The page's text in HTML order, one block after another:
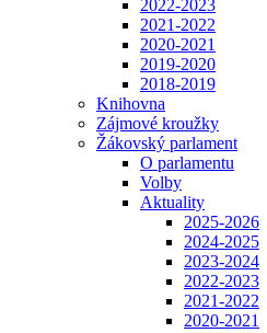
2022-2023
2021-2022
2020-2021
2019-2020
2018-2019
Knihovna
Zájmové kroužky
Žákovský parlament
O parlamentu
Volby
Aktuality
2025-2026
2024-2025
2023-2024
2022-2023
2021-2022
2020-2021